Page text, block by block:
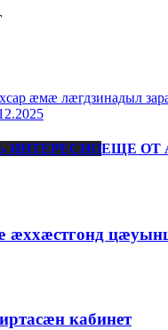
æмæ лæгдзинадыл
ИНТЕРЕСНОЕЩЕ ОТ
æххæстгонд
кабинет